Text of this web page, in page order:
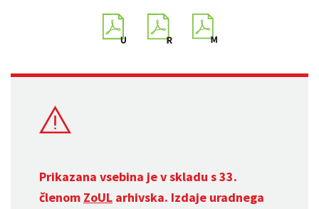
Prikazana vsebina je v skladu s 33.
členom ZoUL arhivska. Izdaje uradnega